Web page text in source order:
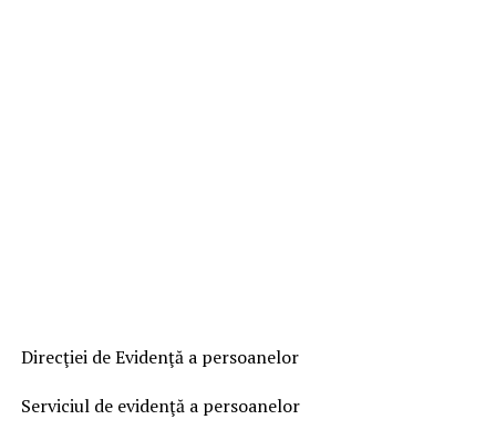
Direcţiei de Evidenţă a persoanelor
Serviciul de evidenţă a persoanelor